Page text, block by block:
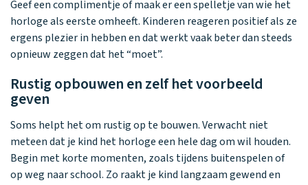
Geef een complimentje of maak er een spelletje van wie het
horloge als eerste omheeft. Kinderen reageren positief als ze
ergens plezier in hebben en dat werkt vaak beter dan steeds
opnieuw zeggen dat het “moet”.
Rustig opbouwen en zelf het voorbeeld
geven
Soms helpt het om rustig op te bouwen. Verwacht niet
meteen dat je kind het horloge een hele dag om wil houden.
Begin met korte momenten, zoals tijdens buitenspelen of
op weg naar school. Zo raakt je kind langzaam gewend en